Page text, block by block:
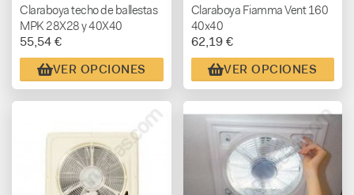
Claraboya techo de ballestas
MPK 28X28 y 40X40
55,54 €
VER OPCIONES
Claraboya Fiamma Vent 160
40x40
62,19 €
VER OPCIONES